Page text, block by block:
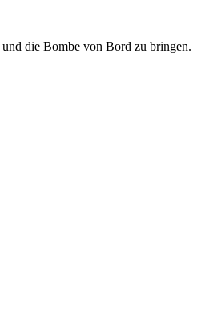
die Bombe von Bord zu bringen.